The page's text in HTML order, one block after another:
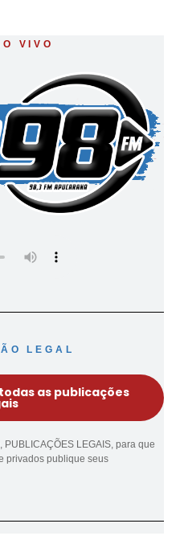
VIVO
LEGAL
as publicações
LEGAIS, para que
privados publique seus